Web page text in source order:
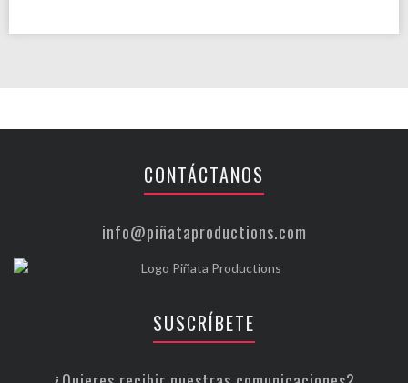
CONTÁCTANOS
info@piñataproductions.com
SUSCRÍBETE